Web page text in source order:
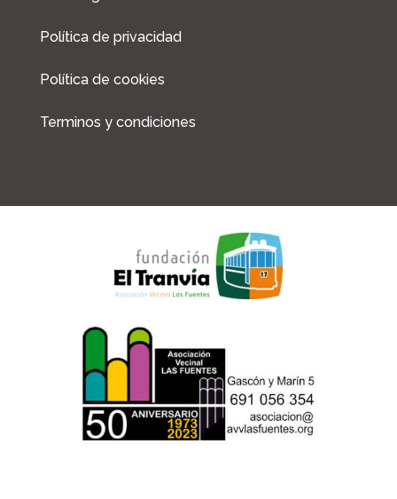
Política de privacidad
Política de cookies
Terminos y condiciones